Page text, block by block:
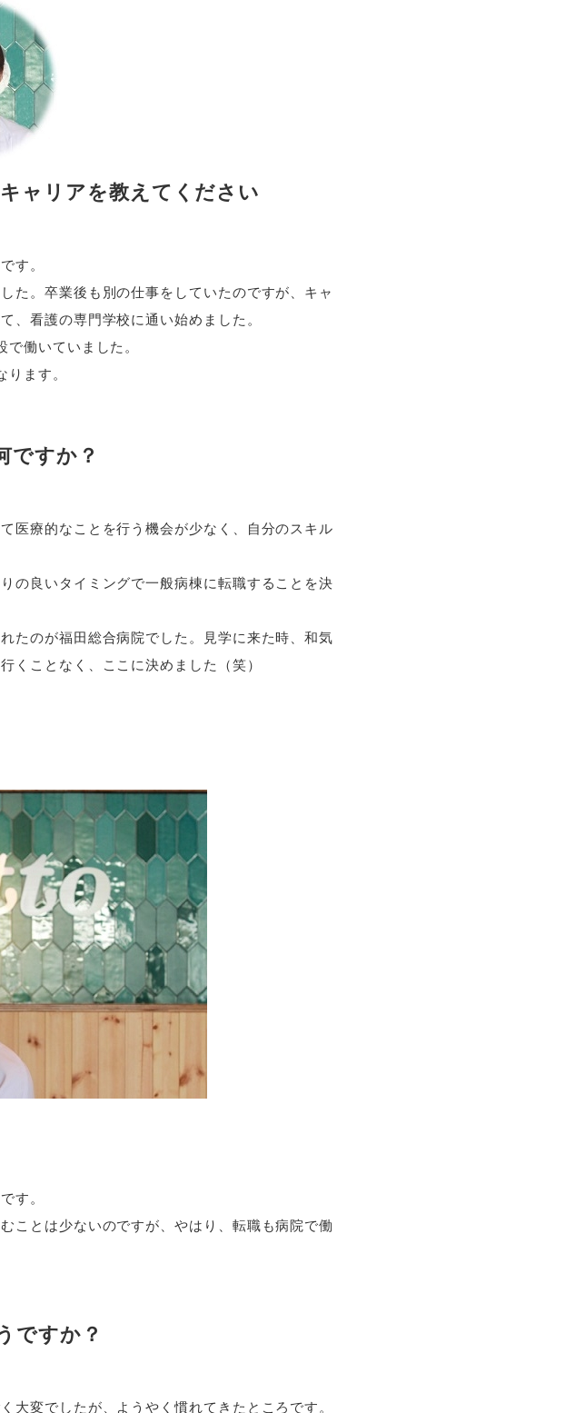
ャリアを教えてください
す。
た。卒業後も別の仕事をしていたのですが、キャ
、看護の専門学校に通い始めました。
働いていました。
ます。
ですか？
医療的なことを行う機会が少なく、自分のスキル
の良いタイミングで一般病棟に転職することを決
たのが福田総合病院でした。見学に来た時、和気
くことなく、ここに決めました（笑）
す。
ことは少ないのですが、やはり、転職も病院で働
ですか？
大変でしたが、ようやく慣れてきたところです。